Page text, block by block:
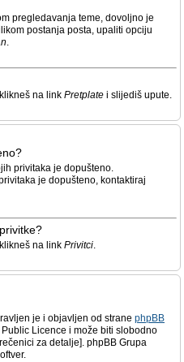
pregledavanja teme, dovoljno je
postanja posta, upaliti opciju
.
na link Pretplate i slijediš upute.
privitaka je dopušteno.
je dopušteno, kontaktiraj
na link Privitci.
je i objavljen od strane phpBB
Licence i može biti slobodno
za detalje]. phpBB Grupa